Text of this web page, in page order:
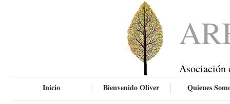
Asociación
Inicio Bienvenido Oliver Quienes